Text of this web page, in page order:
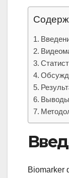
Выводы
Biomarker